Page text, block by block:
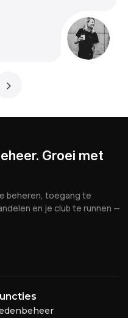
›
Groei met
beheren, toegang te
en je club te runnen —